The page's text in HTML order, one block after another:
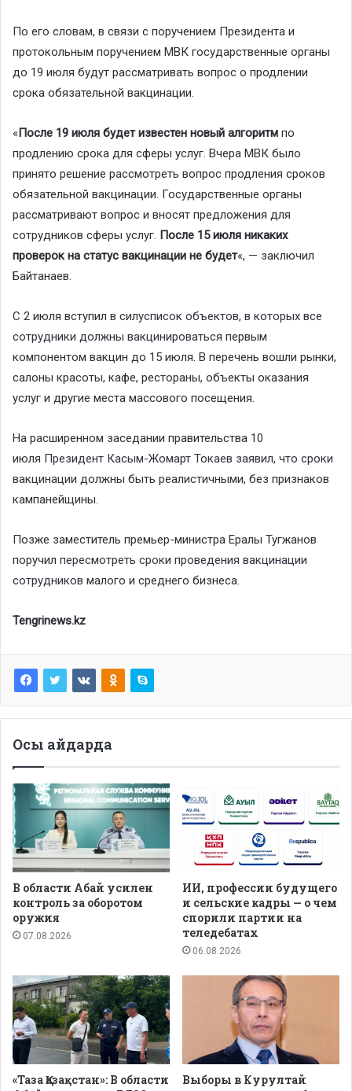
По его словам, в связи с поручением Президента и
протокольным поручением МВК государственные органы
до 19 июля будут рассматривать вопрос о продлении
срока обязательной вакцинации.
«После 19 июля будет известен новый алгоритм по
продлению срока для сферы услуг. Вчера МВК было
принято решение рассмотреть вопрос продления сроков
обязательной вакцинации. Государственные органы
рассматривают вопрос и вносят предложения для
сотрудников сферы услуг. После 15 июля никаких
проверок на статус вакцинации не будет«, — заключил
Байтанаев.
С 2 июля вступил в силусписок объектов, в которых все
сотрудники должны вакцинироваться первым
компонентом вакцин до 15 июля. В перечень вошли рынки,
салоны красоты, кафе, рестораны, объекты оказания
услуг и другие места массового посещения.
На расширенном заседании правительства 10
июля Президент Касым-Жомарт Токаев заявил, что сроки
вакцинации должны быть реалистичными, без признаков
кампанейщины.
Позже заместитель премьер-министра Ералы Тугжанов
поручил пересмотреть сроки проведения вакцинации
сотрудников малого и среднего бизнеса.
Tengrinews.kz
Осы айдарда
В области Абай усилен
контроль за оборотом
оружия
07.08.2026
ИИ, профессии будущего
и сельские кадры — о чем
спорили партии на
теледебатах
06.08.2026
«Таза Қазақстан»: В области
Выборы в Курултай